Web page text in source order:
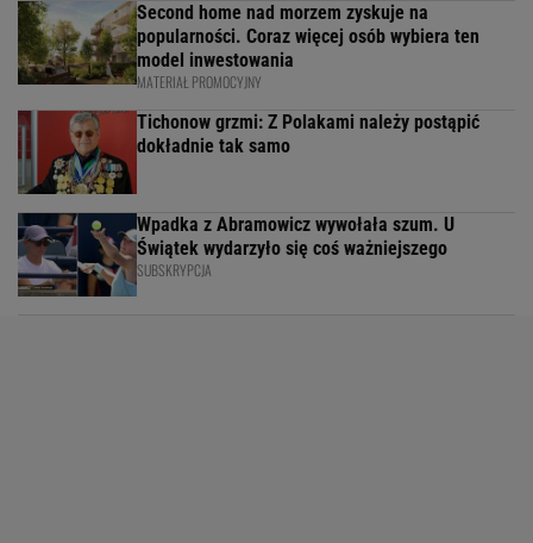
Second home nad morzem zyskuje na
popularności. Coraz więcej osób wybiera ten
model inwestowania
MATERIAŁ PROMOCYJNY
Tichonow grzmi: Z Polakami należy postąpić
dokładnie tak samo
Wpadka z Abramowicz wywołała szum. U
Świątek wydarzyło się coś ważniejszego
SUBSKRYPCJA